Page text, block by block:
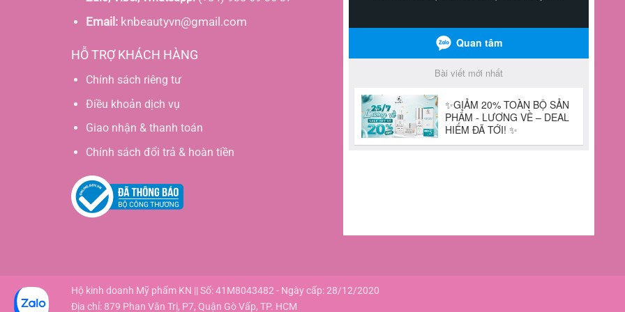
Email:knbeautyvn@gmail.com
HỖ TRỢ KHÁCH HÀNG
Chính sách riêng tư
Điều khoản dịch vụ
Giao nhận & thanh toán
Chính sách đổi trả & hoàn tiền
Hộ kinh doanh Mỹ phẩm KN || Số: 41M8043482 - Ngày cấp: 28/12/2020
Địa chỉ: 879 Phan Văn Trị, P7, Quận Gò Vấp, TP. HCM